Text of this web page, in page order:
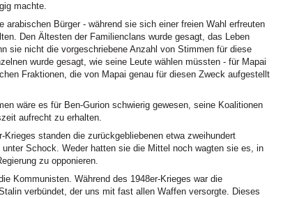
machte.
arabischen Bürger - während sie sich einer freien Wahl erfreuten
Den Ältesten der Familienclans wurde gesagt, das Leben
sie nicht die vorgeschriebene Anzahl von Stimmen für diese
wurde gesagt, wie seine Leute wählen müssten - für Mapai
Fraktionen, die von Mapai genau für diesen Zweck aufgestellt
wäre es für Ben-Gurion schwierig gewesen, seine Koalitionen
aufrecht zu erhalten.
Krieges standen die zurückgebliebenen etwa zweihundert
Schock. Weder hatten sie die Mittel noch wagten sie es, in
zu opponieren.
Kommunisten. Während des 1948er-Krieges war die
verbündet, der uns mit fast allen Waffen versorgte. Dieses